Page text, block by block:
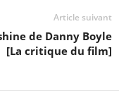
Article suivant
de Danny Boyle
[La critique du film]